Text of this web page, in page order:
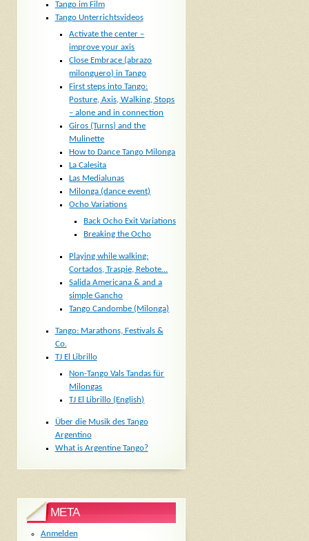
Tango im Film
Tango Unterrichtsvideos
Activate the center –
improve your axis
Close Embrace (abrazo
milonguero) in Tango
First steps into Tango:
Posture, Axis, Walking, Stops
– alone and in connection
Giros (Turns) and the
Mulinette
How to Dance Tango Milonga
La Calesita
Las Medialunas
Milonga (dance event)
Ocho Variations
Back Ocho Exit Variations
Breaking the Ocho
Playing while walking:
Cortados, Traspie, Rebote…
Salida Americana & and a
simple Gancho
Tango Candombe (Milonga)
Tango: Marathons, Festivals &
Co.
TJ El Librillo
Non-Tango Vals Tandas für
Milongas
TJ El Librillo (English)
Über die Musik des Tango
Argentino
What is Argentine Tango?
META
Anmelden